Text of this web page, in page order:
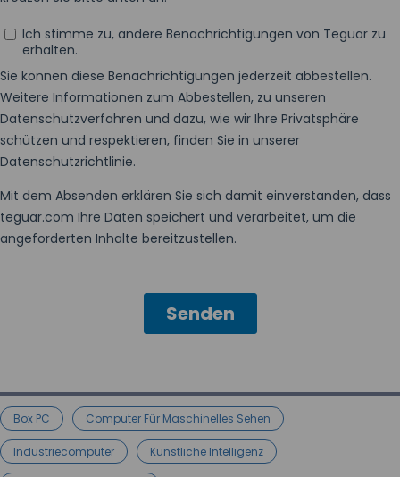
Box PC Computer Für Maschinelles Sehen
Industriecomputer Künstliche Intelligenz